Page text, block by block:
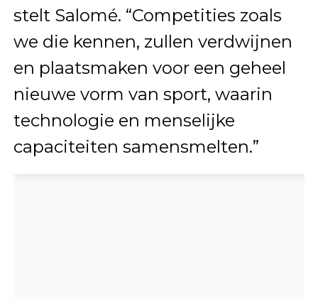
stelt Salomé. “Competities zoals
we die kennen, zullen verdwijnen
en plaatsmaken voor een geheel
nieuwe vorm van sport, waarin
technologie en menselijke
capaciteiten samensmelten.”